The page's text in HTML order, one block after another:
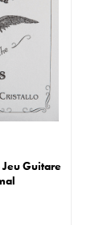
Guitare